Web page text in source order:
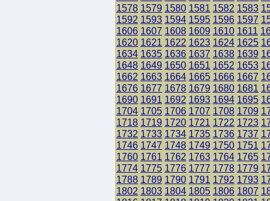
1578 1579 1580 1581 1582 1583
1592 1593 1594 1595 1596 1597
1606 1607 1608 1609 1610 1611
1620 1621 1622 1623 1624 1625
1634 1635 1636 1637 1638 1639
1648 1649 1650 1651 1652 1653
1662 1663 1664 1665 1666 1667
1676 1677 1678 1679 1680 1681
1690 1691 1692 1693 1694 1695
1704 1705 1706 1707 1708 1709
1718 1719 1720 1721 1722 1723
1732 1733 1734 1735 1736 1737
1746 1747 1748 1749 1750 1751
1760 1761 1762 1763 1764 1765
1774 1775 1776 1777 1778 1779
1788 1789 1790 1791 1792 1793
1802 1803 1804 1805 1806 1807